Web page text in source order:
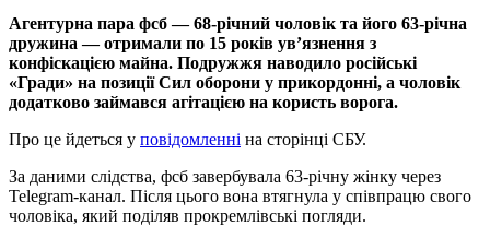
Агентурна пара фсб — 68-річний чоловік та його 63-річна
дружина — отримали по 15 років ув’язнення з
конфіскацією майна. Подружжя наводило російські
«Гради» на позиції Сил оборони у прикордонні, а чоловік
додатково займався агітацією на користь ворога.
Про це йдеться у повідомленні на сторінці СБУ.
За даними слідства, фсб завербувала 63-річну жінку через
Telegram-канал. Після цього вона втягнула у співпрацю свого
чоловіка, який поділяв прокремлівські погляди.